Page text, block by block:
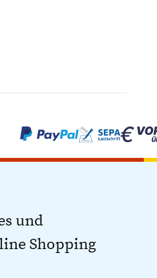
und
Shopping